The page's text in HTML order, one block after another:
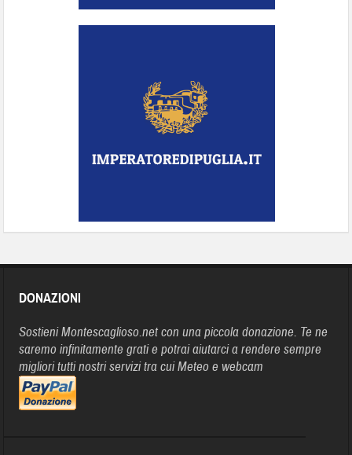
DONAZIONI
Sostieni Montescaglioso.net con una piccola donazione. Te ne
saremo infinitamente grati e potrai aiutarci a rendere sempre
migliori tutti nostri servizi tra cui Meteo e webcam